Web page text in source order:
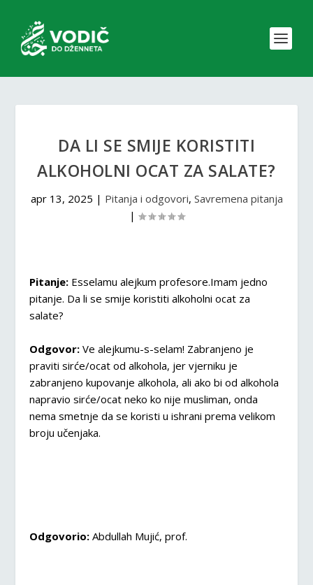
DA LI SE SMIJE KORISTITI
ALKOHOLNI OCAT ZA SALATE?
apr 13, 2025 | Pitanja i odgovori, Savremena pitanja
|
Pitanje: Esselamu alejkum profesore.Imam jedno
pitanje. Da li se smije koristiti alkoholni ocat za
salate?
Odgovor: Ve alejkumu-s-selam! Zabranjeno je
praviti sirće/ocat od alkohola, jer vjerniku je
zabranjeno kupovanje alkohola, ali ako bi od alkohola
napravio sirće/ocat neko ko nije musliman, onda
nema smetnje da se koristi u ishrani prema velikom
broju učenjaka.
Odgovorio: Abdullah Mujić, prof.